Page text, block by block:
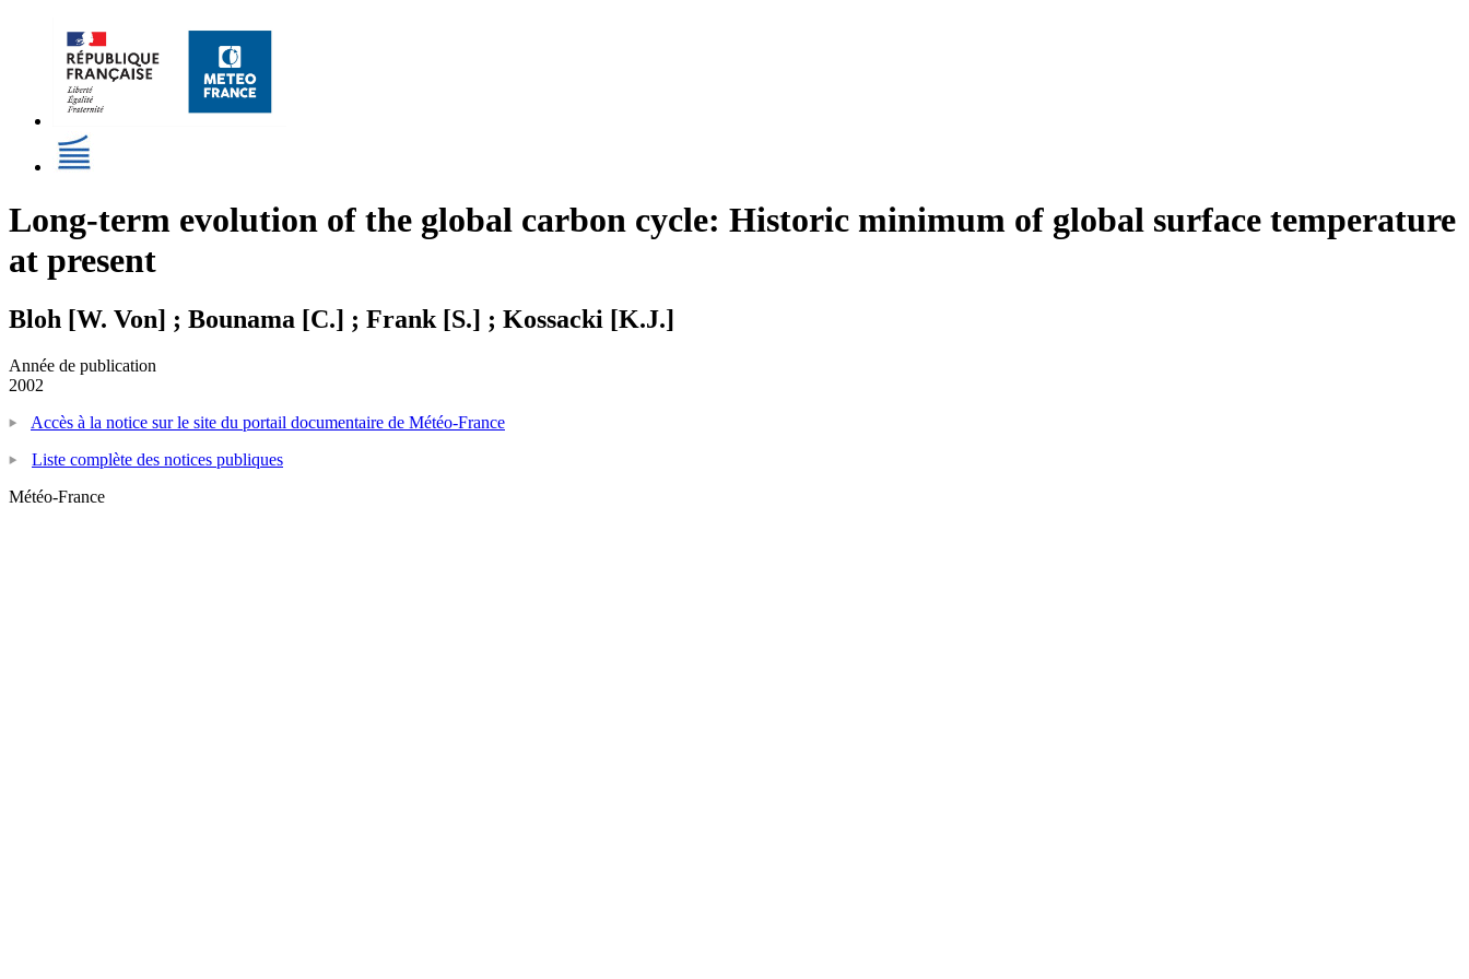
Long-term evolution of the global carbon cycle: Historic minimum of global surface temperature
at present
Bloh [W. Von] ; Bounama [C.] ; Frank [S.] ; Kossacki [K.J.]
Année de publication
2002
Accès à la notice sur le site du portail documentaire de Météo-France
Liste complète des notices publiques
Météo-France